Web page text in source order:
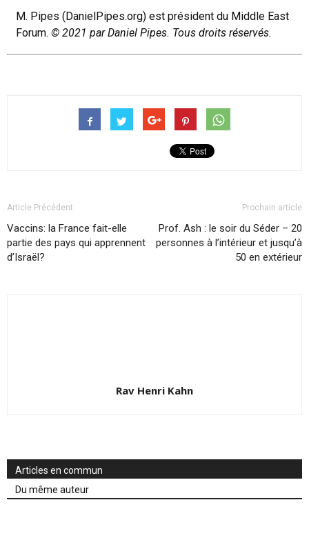
M. Pipes (DanielPipes.org) est président du Middle East
Forum. © 2021 par Daniel Pipes. Tous droits réservés.
Article Précédent
Vaccins: la France fait-elle
partie des pays qui apprennent
d’Israël?
Prochain article
Prof. Ash : le soir du Séder – 20
personnes à l’intérieur et jusqu’à
50 en extérieur
Rav Henri Kahn
Articles en commun
Du même auteur